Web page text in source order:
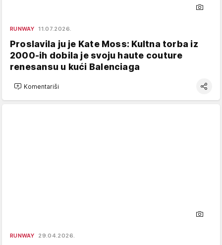
RUNWAY 11.07.2026.
Proslavila ju je Kate Moss: Kultna torba iz
2000-ih dobila je svoju haute couture
renesansu u kući Balenciaga
Komentariši
RUNWAY 29.04.2026.